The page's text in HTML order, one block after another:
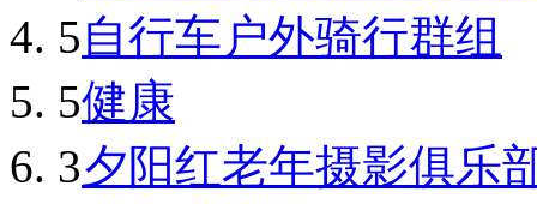
5自行车户外骑行群组
5健康
3夕阳红老年摄影俱乐